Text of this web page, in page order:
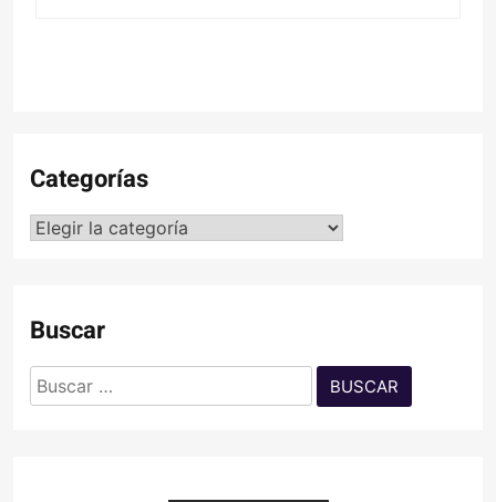
Categorías
Categorías
Buscar
Buscar: